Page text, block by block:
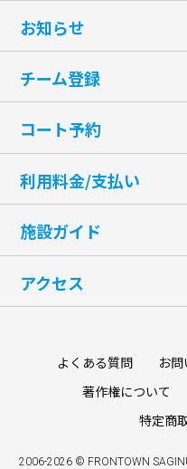
よくある質問 お
著作権について
特定商
お知らせ
チーム登録
コート予約
利用料金/支払い
施設ガイド
アクセス
2006-2026 © FRONTOWN